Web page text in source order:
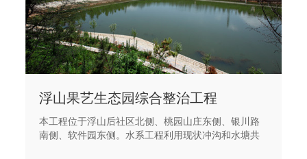
浮山果艺生态园综合整治工程
本工程位于浮山后社区北侧、桃园山庄东侧、银川路
南侧、软件园东侧。水系工程利用现状冲沟和水塘共